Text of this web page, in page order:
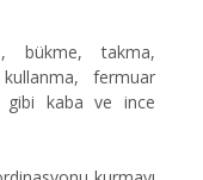
bükme, takma,
fermuar
gibi kaba ve ince